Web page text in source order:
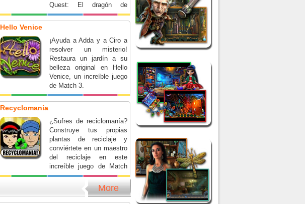
Quest: El dragón de
zafiro.
Hello Venice
¡Ayuda a Adda y a Ciro a
resolver un misterio!
Restaura un jardín a su
belleza original en Hello
Venice, un increíble juego
de Match 3.
Recyclomania
¿Sufres de reciclomanía?
Construye tus propias
plantas de reciclaje y
conviértete en un maestro
del reciclaje en este
increíble juego de Match
3.
More